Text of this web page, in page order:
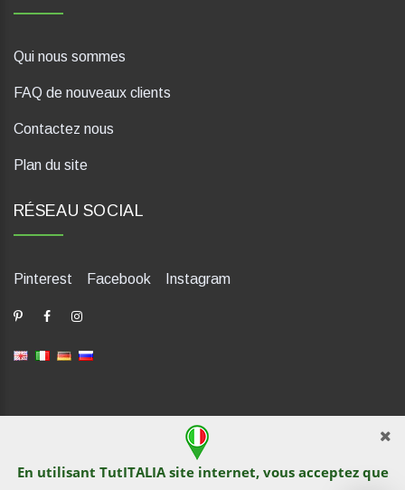
En utilisant TutITALIA site internet, vous acceptez que
Qui nous sommes
FAQ de nouveaux clients
Contactez nous
Plan du site
RÉSEAU SOCIAL
Pinterest Facebook Instagram
dP Motion Media. Via La Piana 430, 47835 Saludecio (RN), Italia.
Numero REA: RN410802. P.IVA: 04421580400. Tel +39 0541
1480041